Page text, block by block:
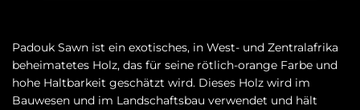
Padouk Sawn ist ein exotisches, in West- und Zentralafrika
beheimatetes Holz, das für seine rötlich-orange Farbe und
hohe Haltbarkeit geschätzt wird. Dieses Holz wird im
Bauwesen und im Landschaftsbau verwendet und hält